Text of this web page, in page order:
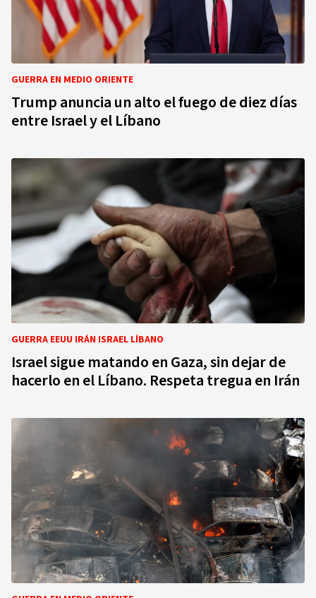
GUERRA EN MEDIO ORIENTE
Trump anuncia un alto el fuego de diez días
entre Israel y el Líbano
GUERRA EEUU IRÁN ISRAEL LÍBANO
Israel sigue matando en Gaza, sin dejar de
hacerlo en el Líbano. Respeta tregua en Irán